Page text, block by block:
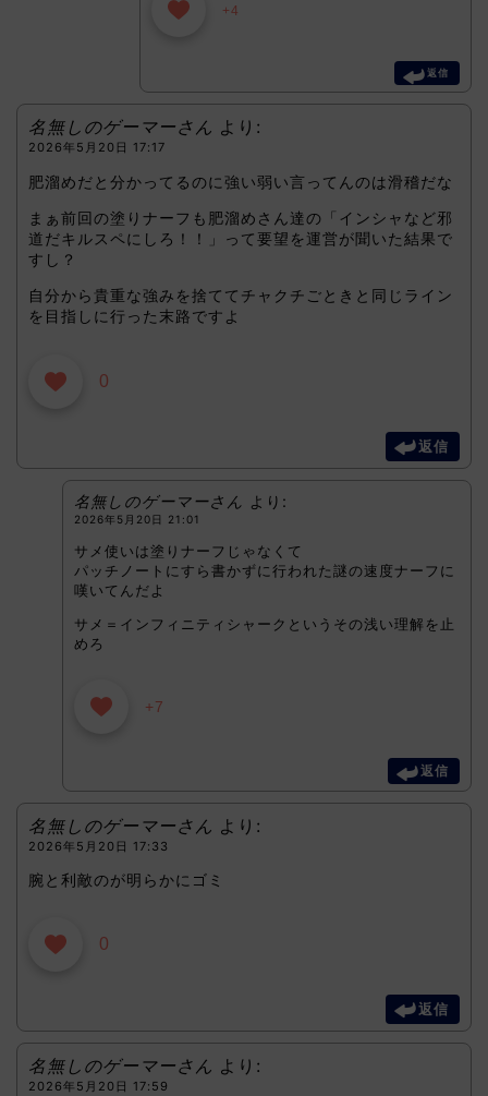
+4
返信
名無しのゲーマーさん より:
2026年5月20日 17:17
肥溜めだと分かってるのに強い弱い言ってんのは滑稽だな
まぁ前回の塗りナーフも肥溜めさん達の「インシャなど邪
道だキルスペにしろ！！」って要望を運営が聞いた結果で
すし？
自分から貴重な強みを捨ててチャクチごときと同じライン
を目指しに行った末路ですよ
0
返信
名無しのゲーマーさん より:
2026年5月20日 21:01
サメ使いは塗りナーフじゃなくて
パッチノートにすら書かずに行われた謎の速度ナーフに
嘆いてんだよ
サメ＝インフィニティシャークというその浅い理解を止
めろ
+7
返信
名無しのゲーマーさん より:
2026年5月20日 17:33
腕と利敵のが明らかにゴミ
0
返信
名無しのゲーマーさん より:
2026年5月20日 17:59